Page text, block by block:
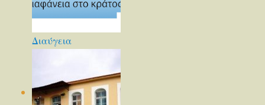
Διαύγεια